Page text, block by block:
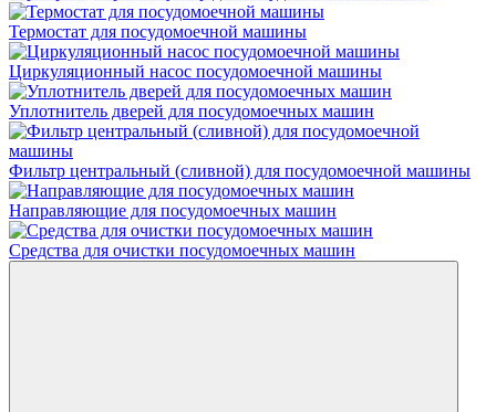
Термостат для посудомоечной машины
Циркуляционный насос посудомоечной машины
Уплотнитель дверей для посудомоечных машин
Фильтр центральный (сливной) для посудомоечной машины
Направляющие для посудомоечных машин
Средства для очистки посудомоечных машин